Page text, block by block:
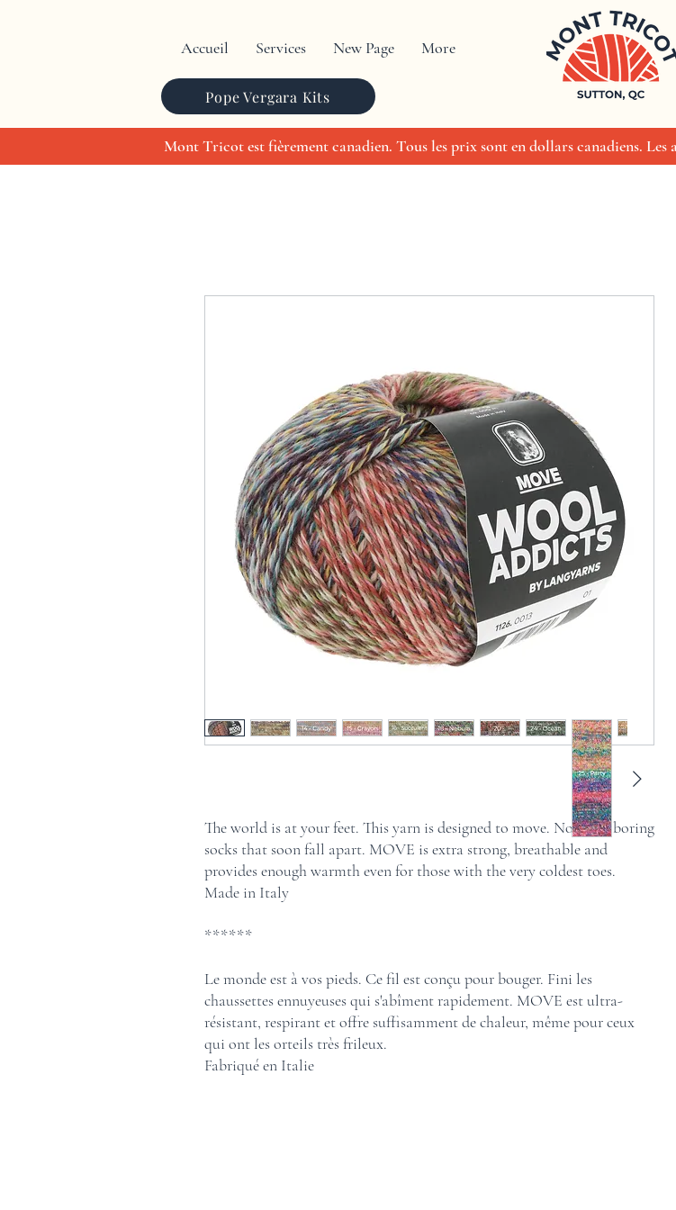
Accueil Services New Page More
Pope Vergara Kits
Mont Tricot est fièrement canadien. Tous les prix sont en dollars canadiens.
The world is at your feet. This yarn is designed to move. No more boring
socks that soon fall apart. MOVE is extra strong, breathable and
provides enough warmth even for those with the very coldest toes.
Made in Italy
******
Le monde est à vos pieds. Ce fil est conçu pour bouger. Fini les
chaussettes ennuyeuses qui s'abîment rapidement. MOVE est ultra-
résistant, respirant et offre suffisamment de chaleur, même pour ceux
qui ont les orteils très frileux.
Fabriqué en Italie